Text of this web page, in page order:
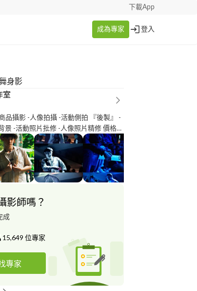
下載App
成為專家 登入
身影
室
-活動照片批修 -人像照片精修 價格誠
保密 六肆影像工作室 敬上
影師嗎？
成
15,649 位專家
專家